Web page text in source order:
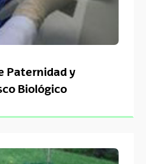
Paternidad y
Biológico